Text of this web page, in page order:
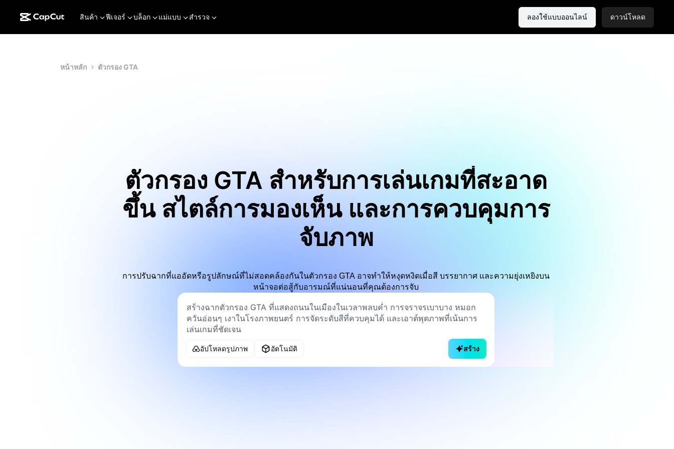
สินค้า ฟีเจอร์ บล็อก แม่แบบ สำรวจ ลองใช้แบบออนไลน์ ดาวน์โหลด
หน้าหลัก ตัวกรอง GTA
ตัวกรอง GTA สำหรับการเล่นเกมที่สะอาด
ขึ้น สไตล์การมองเห็น และการควบคุมการ
จับภาพ
การปรับฉากที่แออัดหรือรูปลักษณ์ที่ไม่สอดคล้องกันในตัวกรอง GTA อาจทำให้หงุดหงิดเมื่อสี บรรยากาศ และความยุ่งเหยิงบน
หน้าจอต่อสู้กับอารมณ์ที่แน่นอนที่คุณต้องการจับ
อัปโหลดรูปภาพ อัตโนมัติ สร้าง